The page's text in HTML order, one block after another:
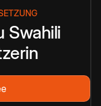
Swahili